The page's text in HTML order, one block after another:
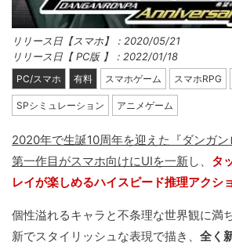
リリース日【スマホ】：2020/05/21
リリース日【 PC版 】：2022/01/18
PC/スマホ 有料 スマホゲーム スマホRPG
SPシミュレーション アニメゲーム
2020年で生誕10周年を迎えた『ダンガ
第一作目がスマホ向けにUIを一新し、 タ
レイが楽しめるハイスピード推理アクシ
個性溢れるキャラと不条理な世界観に満
新でスタイリッシュな表現で描き、 全く